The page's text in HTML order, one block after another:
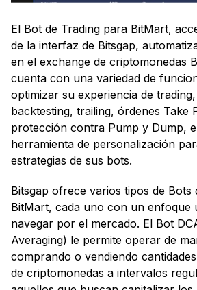
El Bot de Trading para BitMart,
de la interfaz de Bitsgap,
en el exchange de criptomonedas
cuenta con una variedad de
optimizar su experiencia de
backtesting, trailing, órdenes Take
protección contra Pump y Dump,
herramienta de personalización
estrategias de sus bots.
Bitsgap ofrece varios tipos de Bots
BitMart, cada uno con un enfoque
navegar por el mercado. El Bot
Averaging) le permite operar de
comprando o vendiendo
de criptomonedas a intervalos